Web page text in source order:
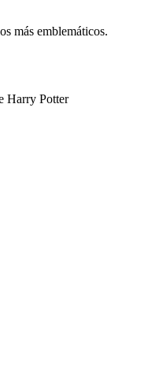
más emblemáticos.
Harry Potter